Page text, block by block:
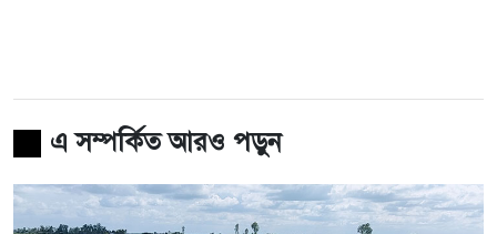
এ সম্পর্কিত আরও পড়ুন